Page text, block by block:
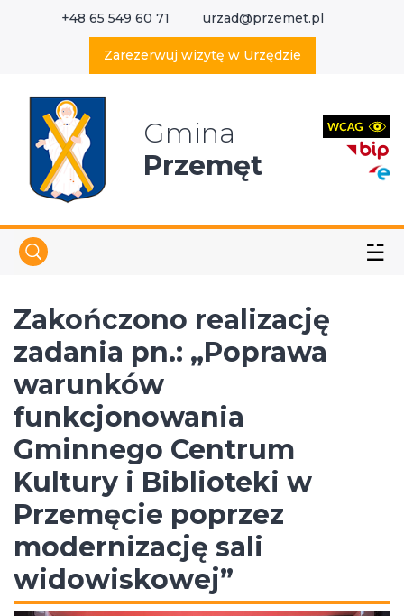
+48 65 549 60 71 urzad@przemet.pl
Zarezerwuj wizytę w Urzędzie
Gmina
Przemęt
☱
Zakończono realizację
zadania pn.: „Poprawa
warunków
funkcjonowania
Gminnego Centrum
Kultury i Biblioteki w
Przemęcie poprzez
modernizację sali
widowiskowej”
Wyszukaj w serwisie